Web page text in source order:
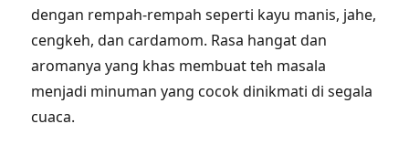
dengan rempah-rempah seperti kayu manis, jahe,
cengkeh, dan cardamom. Rasa hangat dan
aromanya yang khas membuat teh masala
menjadi minuman yang cocok dinikmati di segala
cuaca.